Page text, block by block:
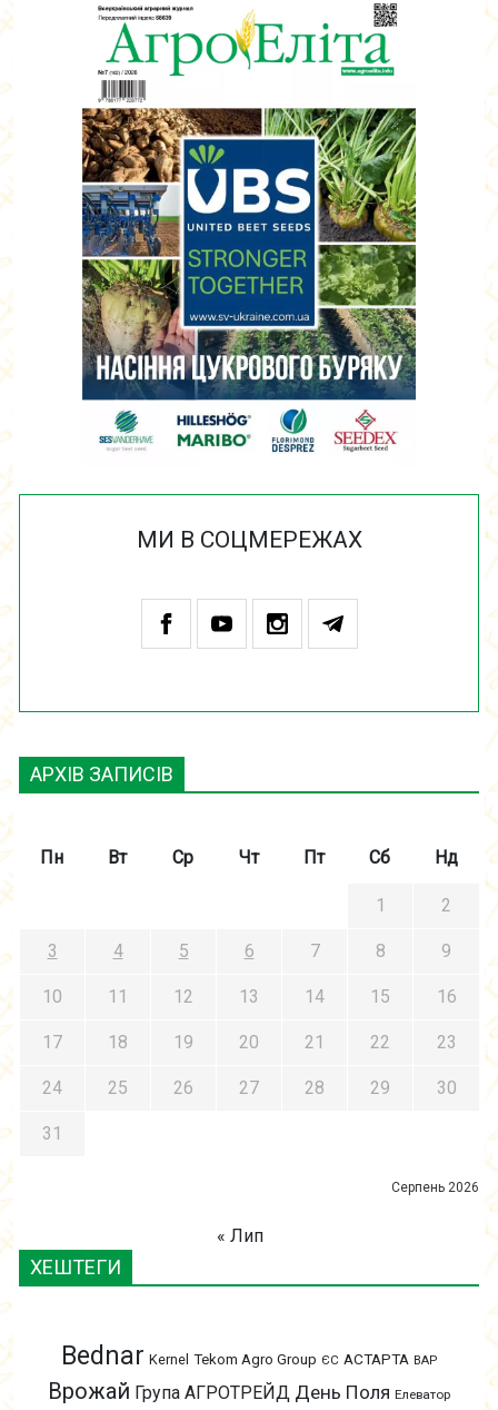
МИ В СОЦМЕРЕЖАХ
АРХІВ ЗАПИСІВ
Серпень 2026
Пн Вт Ср Чт Пт Сб Нд
1 2
3 4 5 6 7 8 9
10 11 12 13 14 15 16
17 18 19 20 21 22 23
24 25 26 27 28 29 30
31
« Лип
ХЕШТЕГИ
Bednar Kernel Tekom Agro Group ЄС АСТАРТА ВАР
Врожай Група АГРОТРЕЙД День Поля Елеватор